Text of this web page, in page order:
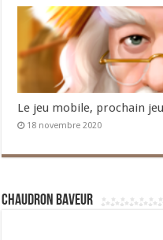
Le jeu mobile, prochain
18 novembre 2020
Chaudron Baveur